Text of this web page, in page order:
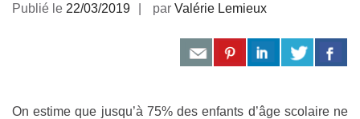
Publié le 22/03/2019 par Valérie Lemieux
On estime que jusqu’à 75% des enfants d’âge scolaire ne